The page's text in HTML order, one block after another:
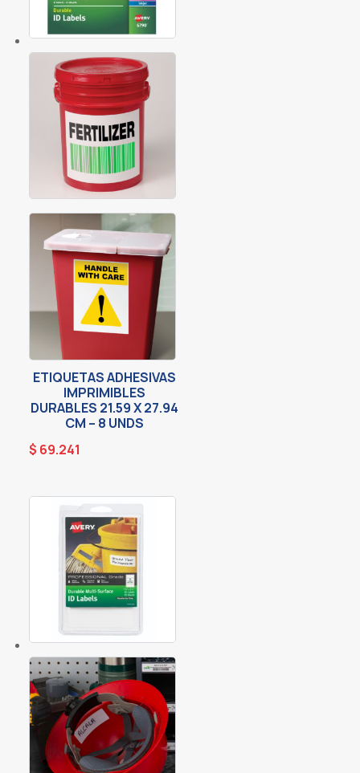
ETIQUETAS ADHESIVAS
IMPRIMIBLES
DURABLES 21.59 X 27.94
CM – 8 UNDS
$ 69.241